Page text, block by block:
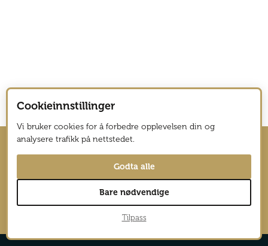
Hold deg oppdatert med nyhetsbrev
fra Vagabond Reiselyst
Cookieinnstillinger
Vi bruker cookies for å forbedre opplevelsen din og
analysere trafikk på nettstedet.
Godta alle
Bare nødvendige
Tilpass